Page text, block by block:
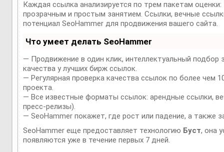
Каждая ссылка анализируется по трем пакетам оценки:
прозрачным и простым занятием. Ссылки, вечные
потенциал SeoHammer для продвижения вашего сайта.
Что умеет делать SeoHammer
— Продвижение в один клик, интеллектуальный
качества у лучших бирж ссылок.
— Регулярная проверка качества ссылок по более чем
проекта.
— Все известные форматы ссылок: арендные ссылки,
пресс-релизы).
— SeoHammer покажет, где рост или падение, а также
SeoHammer еще предоставляет технологию Буст, она
появляются уже в течение первых 7 дней.